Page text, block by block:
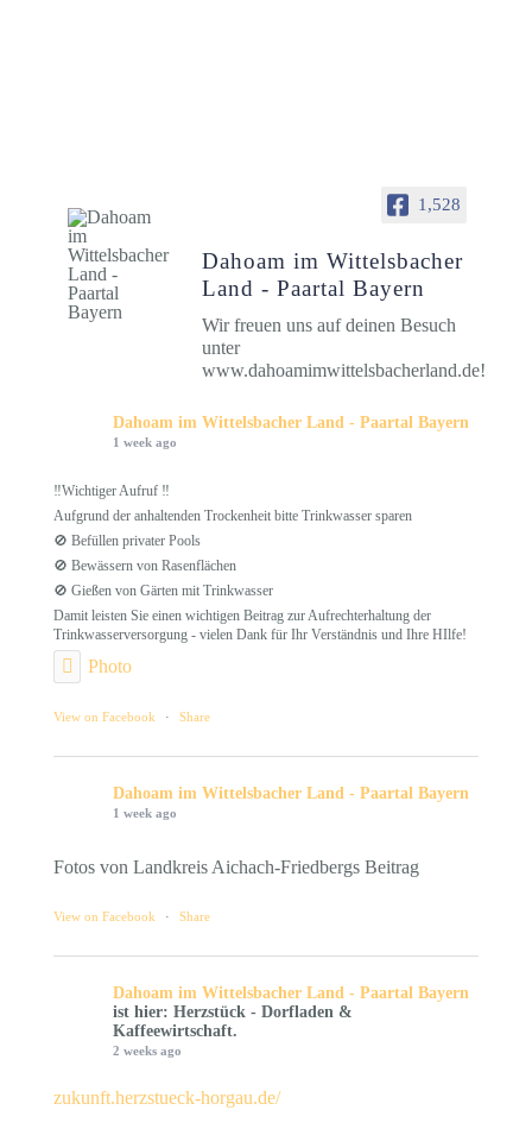
1,528
Dahoam im Wittelsbacher
Land - Paartal Bayern
Wir freuen uns auf deinen Besuch
unter
www.dahoamimwittelsbacherland.de!
Dahoam im Wittelsbacher Land - Paartal Bayern
1 week ago
‼️Wichtiger Aufruf ‼️
Aufgrund der anhaltenden Trockenheit bitte Trinkwasser sparen
🚫 Befüllen privater Pools
🚫 Bewässern von Rasenflächen
🚫 Gießen von Gärten mit Trinkwasser
Damit leisten Sie einen wichtigen Beitrag zur Aufrechterhaltung der
Trinkwasserversorgung - vielen Dank für Ihr Verständnis und Ihre HIlfe!
Photo
View on Facebook · Share
Dahoam im Wittelsbacher Land - Paartal Bayern
1 week ago
Fotos von Landkreis Aichach-Friedbergs Beitrag
View on Facebook · Share
Dahoam im Wittelsbacher Land - Paartal Bayern
ist hier: Herzstück - Dorfladen &
Kaffeewirtschaft.
2 weeks ago
zukunft.herzstueck-horgau.de/